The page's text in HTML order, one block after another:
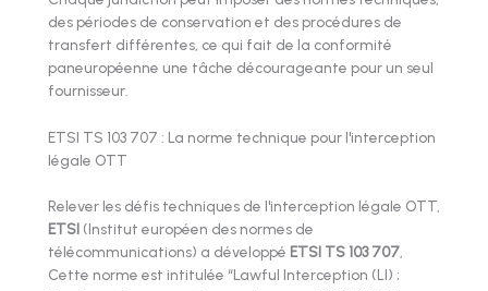
des périodes de conservation et des procédures de
transfert différentes, ce qui fait de la conformité
paneuropéenne une tâche décourageante pour un seul
fournisseur.
ETSI TS 103 707 : La norme technique pour l'interception
légale OTT
Relever les défis techniques de l'interception légale OTT,
ETSI (Institut européen des normes de
télécommunications) a développé ETSI TS 103 707
Cette norme est intitulée “Lawful Interception (LI) ;